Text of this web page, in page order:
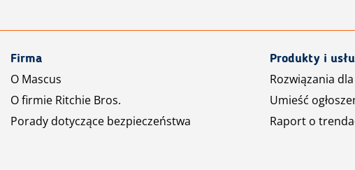
Firma
O Mascus
O firmie Ritchie Bros.
Porady dotyczące bezpieczeństwa
Produkty i
Rozwiązania
Umieść
Raport o